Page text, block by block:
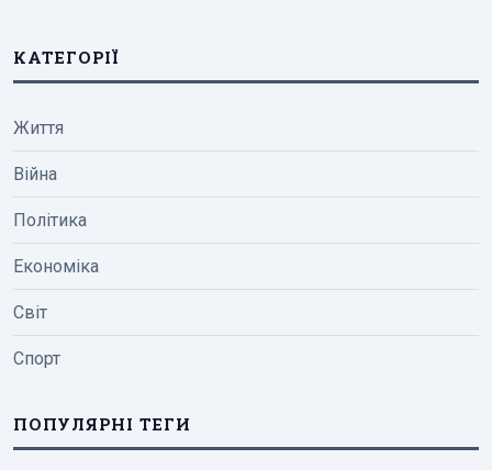
КАТЕГОРІЇ
Життя
Війна
Політика
Економіка
Світ
Спорт
ПОПУЛЯРНІ ТЕГИ